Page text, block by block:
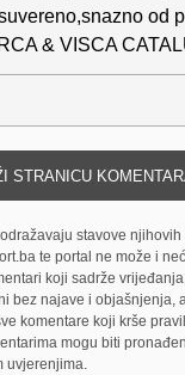
od
& VISCA
STRANICU
stavove
te portal ne može i
koji sadrže
bez najave i objašnjenja,
komentare koji krše
mogu biti
uvjerenjima.